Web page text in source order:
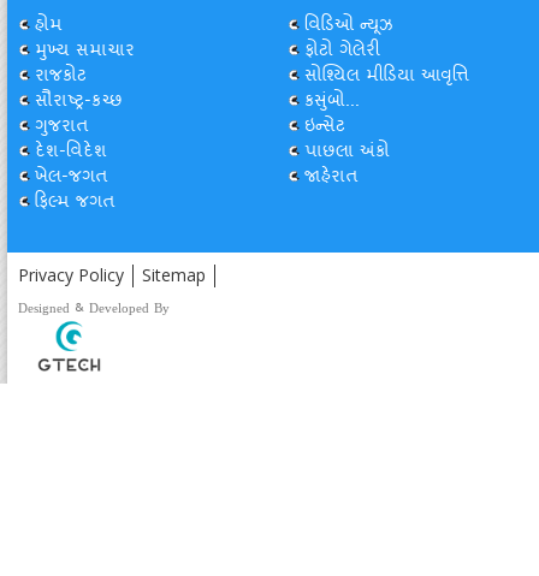
હોમ
મુખ્ય સમાચાર
રાજકોટ
સૌરાષ્ટ્ર-કચ્છ
ગુજરાત
દેશ-વિદેશ
ખેલ-જગત
ફિલ્મ જગત
વિડિઓ ન્યૂઝ
ફોટો ગેલેરી
સોશ્યિલ મીડિયા આવૃત્તિ
કસુંબો...
ઇન્સેટ
પાછલા અંકો
જાહેરાત
Privacy Policy Sitemap
Designed & Developed By